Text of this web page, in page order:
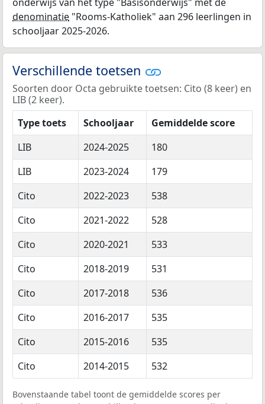
denominatie "Rooms-Katholiek" aan 296 leerlingen in
schooljaar 2025-2026.
Verschillende toetsen
Soorten door Octa gebruikte toetsen: Cito (8 keer) en
LIB (2 keer).
Type toets
Schooljaar
Gemiddelde score
LIB
2024-2025
180
LIB
2023-2024
179
Cito
2022-2023
538
Cito
2021-2022
528
Cito
2020-2021
533
Cito
2018-2019
531
Cito
2017-2018
536
Cito
2016-2017
535
Cito
2015-2016
535
Cito
2014-2015 532
Bovenstaande tabel toont de gemiddelde scores per